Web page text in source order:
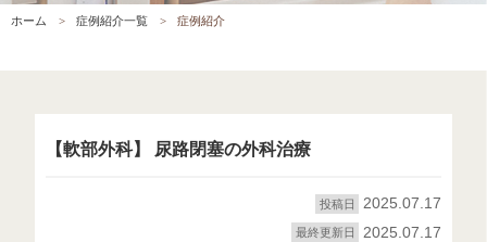
ホーム 症例紹介一覧 症例紹介
【軟部外科】 尿路閉塞の外科治療
投稿日 2025.07.17
最終更新日 2025.07.17